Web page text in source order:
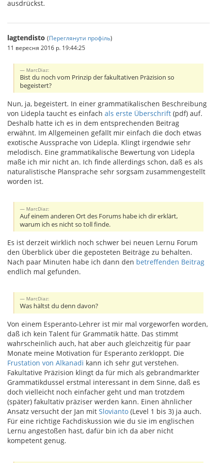
ausdrückst.
lagtendisto (Переглянути профіль)
11 вересня 2016 р. 19:44:25
MarcDiaz:
Bist du noch vom Prinzip der fakultativen Präzision so
begeistert?
Nun, ja, begeistert. In einer grammatikalischen Beschreibung
von Lidepla taucht es einfach als erste Überschrift (pdf) auf.
Deshalb hatte ich es in dem entsprechenden Beitrag
erwähnt. Im Allgemeinen gefällt mir einfach die doch etwas
exotische Aussprache von Lidepla. Klingt irgendwie sehr
melodisch. Eine grammatikalische Bewertung von Lidepla
maße ich mir nicht an. Ich finde allerdings schon, daß es als
naturalistische Plansprache sehr sorgsam zusammengestellt
worden ist.
MarcDiaz:
Auf einem anderen Ort des Forums habe ich dir erklärt,
warum ich es nicht so toll finde.
Es ist derzeit wirklich noch schwer bei neuen Lernu Forum
den Überblick über die geposteten Beiträge zu behalten.
Nach paar Minuten habe ich dann den betreffenden Beitrag
endlich mal gefunden.
MarcDiaz:
Was hältst du denn davon?
Von einem Esperanto-Lehrer ist mir mal vorgeworfen worden,
daß ich kein Talent für Grammatik hätte. Das stimmt
wahrscheinlich auch, hat aber auch gleichzeitig für paar
Monate meine Motivation für Esperanto zerkloppt. Die
Frustation von Alkanadi kann ich sehr gut verstehen.
Fakultative Präzision klingt da für mich als gebrandmarkter
Grammatikdussel erstmal interessant in dem Sinne, daß es
doch vielleicht noch einfacher geht und man trotzdem
(später) fakultativ präziser werden kann. Einen ähnlicher
Ansatz versucht der Jan mit Slovianto (Level 1 bis 3) ja auch.
Für eine richtige Fachdiskussion wie du sie im englischen
Lernu angestoßen hast, dafür bin ich da aber nicht
kompetent genug.